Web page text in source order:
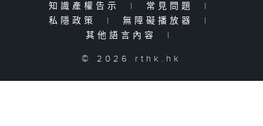
知識產權告示
| 常見問題
|
私隱政策
| 無障礙播放器
|
其他語言內容
|
© 2026 rthk.hk